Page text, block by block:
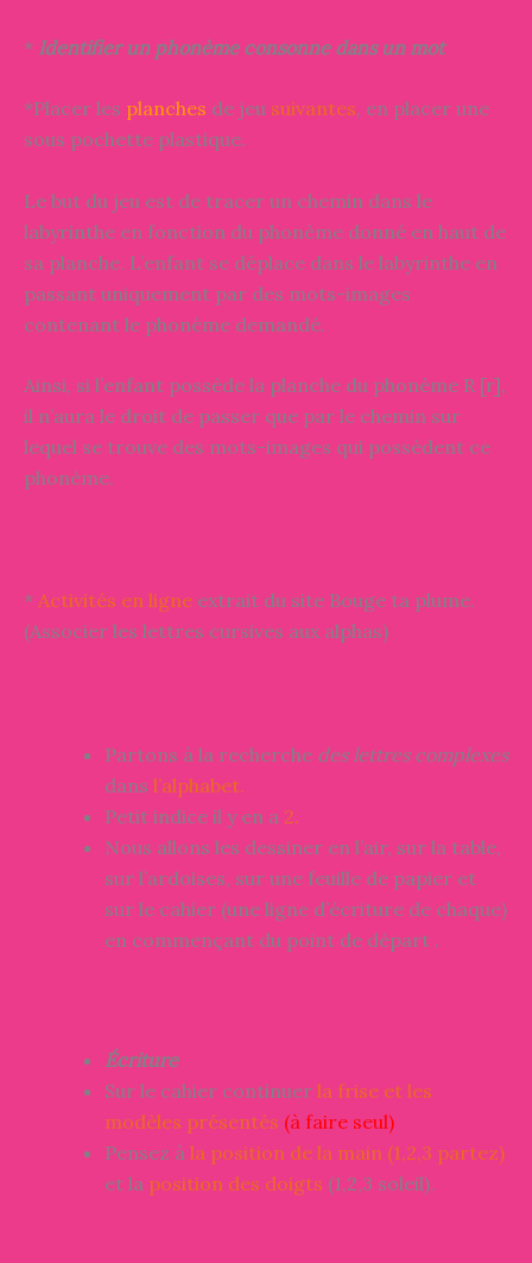
* Identifier un phonème consonne dans un mot
*Placer les planches de jeu suivantes, en placer une
sous pochette plastique.
Le but du jeu est de tracer un chemin dans le
labyrinthe en fonction du phonème donné en haut de
sa planche. L’enfant se déplace dans le labyrinthe en
passant uniquement par des mots-images
contenant le phonème demandé.
Ainsi, si l’enfant possède la planche du phonème R [r],
il n’aura le droit de passer que par le chemin sur
lequel se trouve des mots-images qui possèdent ce
phonème.
* Activités en ligne extrait du site Bouge ta plume.
(Associer les lettres cursives aux alphas)
Partons à la recherche des lettres complexes
dans l’alphabet.
Petit indice il y en a 2.
Nous allons les dessiner en l’air, sur la table,
sur l’ardoises, sur une feuille de papier et
sur le cahier (une ligne d’écriture de chaque)
en commençant du point de départ .
Écriture
Sur le cahier continuer la frise et les
modèles présentés (à faire seul)
Pensez à la position de la main (1,2,3 partez)
et la position des doigts (1,2,3 soleil).